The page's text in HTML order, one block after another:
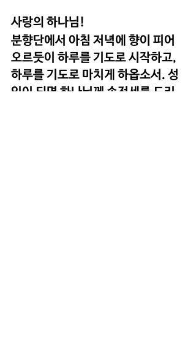
사랑의 하나님!
분향단에서 아침 저녁에 향이 피어
오르듯이 하루를 기도로 시작하고,
하루를 기도로 마치게 하옵소서. 성
인이 되면 하나님께 속전세를 드리